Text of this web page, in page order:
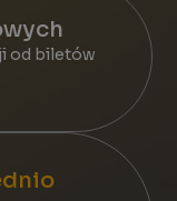
od biletów